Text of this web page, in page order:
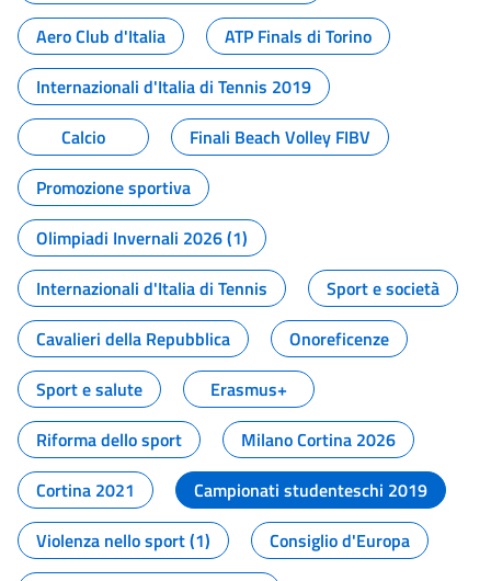
Aero Club d'Italia
ATP Finals di Torino
Internazionali d'Italia di Tennis 2019
Calcio
Finali Beach Volley FIBV
Promozione sportiva
Olimpiadi Invernali 2026 (1)
Internazionali d'Italia di Tennis
Sport e società
Cavalieri della Repubblica
Onoreficenze
Sport e salute
Erasmus+
Riforma dello sport
Milano Cortina 2026
Cortina 2021
Campionati studenteschi 2019
Violenza nello sport (1)
Consiglio d'Europa